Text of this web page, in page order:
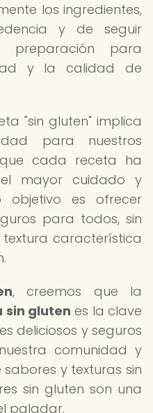
los ingredientes,
y de seguir
preparación para
y la calidad de
"sin gluten" implica
para nuestros
cada receta ha
mayor cuidado y
objetivo es ofrecer
para todos, sin
característica
, creemos que la
sin gluten es la clave
deliciosos y seguros
comunidad y
y texturas sin
sin gluten son una
paladar.